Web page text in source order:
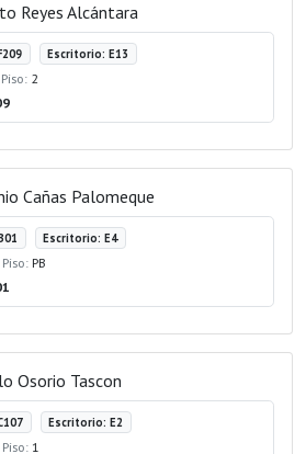
Reyes Alcántara
Escritorio: E13
Piso: 2
Cañas Palomeque
Escritorio: E4
Piso: PB
Osorio Tascon
Escritorio: E2
Piso: 1